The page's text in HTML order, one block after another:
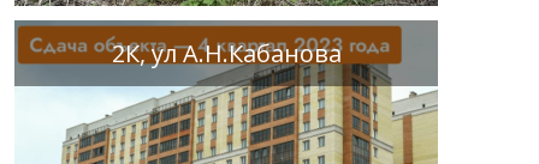
2К, ул А.Н.Кабанова